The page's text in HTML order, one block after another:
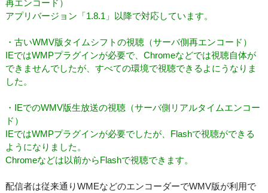
再エンコード）
アプリバージョン「1.8.1」以降で対応しています。
・古いWMV版タイムシフトの視聴（サーバ側再エンコード）
IEではWMPプラグインが必要で、Chromeなどでは視聴自体が
できませんでしたが、すべての環境で視聴できるよにうなりま
した。
・IEでのWMV版生放送の視聴（サーバ側リアルタイムエンコー
ド）
IEではWMPプラグインが必要でしたが、Flashで視聴ができる
ようになりました。
Chromeなどは以前からFlashで視聴できます。
配信者は従来通りWMEなどのエンコーダーでWMV版が利用で